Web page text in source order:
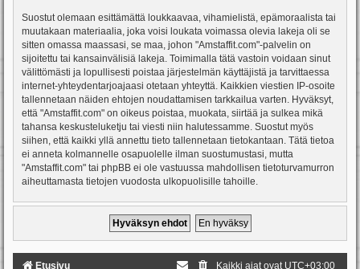
Suostut olemaan esittämättä loukkaavaa, vihamielistä, epämoraalista tai
muutakaan materiaalia, joka voisi loukata voimassa olevia lakeja oli se
sitten omassa maassasi, se maa, johon "Amstaffit.com"-palvelin on
sijoitettu tai kansainvälisiä lakeja. Toimimalla tätä vastoin voidaan sinut
välittömästi ja lopullisesti poistaa järjestelmän käyttäjistä ja tarvittaessa
internet-yhteydentarjoajaasi otetaan yhteyttä. Kaikkien viestien IP-osoite
tallennetaan näiden ehtojen noudattamisen tarkkailua varten. Hyväksyt,
että "Amstaffit.com" on oikeus poistaa, muokata, siirtää ja sulkea mikä
tahansa keskusteluketju tai viesti niin halutessamme. Suostut myös
siihen, että kaikki yllä annettu tieto tallennetaan tietokantaan. Tätä tietoa
ei anneta kolmannelle osapuolelle ilman suostumustasi, mutta
"Amstaffit.com" tai phpBB ei ole vastuussa mahdollisen tietoturvamurron
aiheuttamasta tietojen vuodosta ulkopuolisille tahoille.
Etusivu Kaikki ajat ovat UTC+03:00